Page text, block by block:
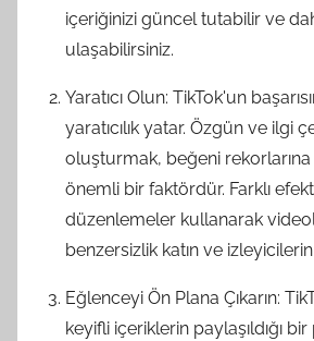
içeriğinizi güncel tutabilir ve
ulaşabilirsiniz.
Yaratıcı Olun: TikTok'un
yaratıcılık yatar. Özgün ve ilgi
oluşturmak, beğeni
önemli bir faktördür. Farklı
düzenlemeler kullanarak
benzersizlik katın ve
Eğlenceyi Ön Plana Çıkarın:
keyifli içeriklerin paylaşıldığı